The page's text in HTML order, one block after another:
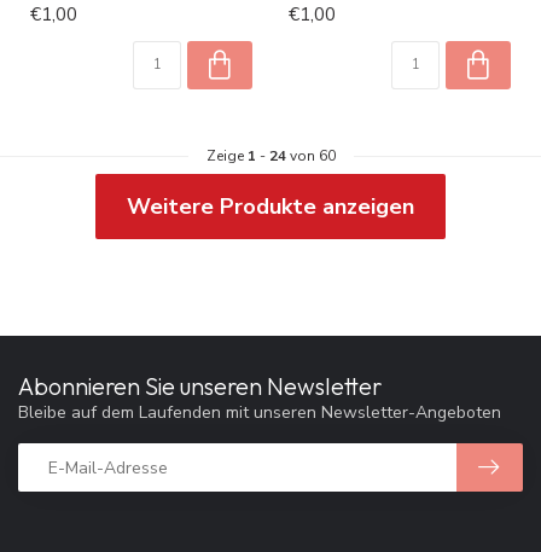
€1,00 €1,00
Zeige 1 - 24von 60
Weitere Produkte anzeigen
Abonnieren Sie unseren Newsletter
Bleibe auf dem Laufenden mit unseren Newsletter-Angeboten